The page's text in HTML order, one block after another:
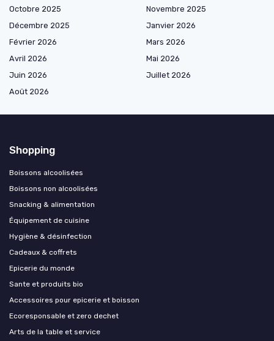
Octobre 2025
Novembre 2025
Décembre 2025
Janvier 2026
Février 2026
Mars 2026
Avril 2026
Mai 2026
Juin 2026
Juillet 2026
Août 2026
Shopping
Boissons alcoolisées
Boissons non alcoolisées
Snacking & alimentation
Équipement de cuisine
Hygiène & désinfection
Cadeaux & coffrets
Epicerie du monde
Sante et produits bio
Accessoires pour epicerie et boisson
Ecoresponsable et zero dechet
Arts de la table et service